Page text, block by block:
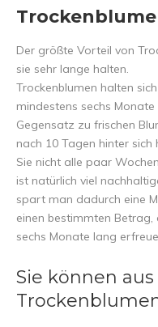
Der größte Vorteil von
sie sehr lange halten.
Trockenblumen halten
mindestens sechs
Gegensatz zu frischen
nach 10 Tagen hinter sich
Sie nicht alle paar
ist natürlich viel
spart man dadurch eine
einen bestimmten
sechs Monate lang
Sie können